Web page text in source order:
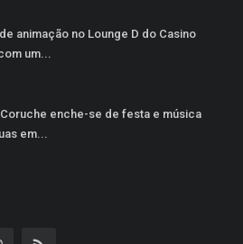
animação no Lounge D do Casino
um...
enche-se de festa e música
em...